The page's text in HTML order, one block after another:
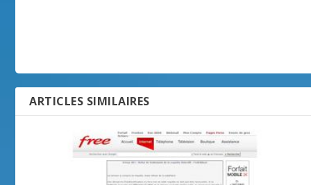
ARTICLES SIMILAIRES